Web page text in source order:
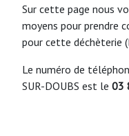
Sur cette page nous
moyens pour prendre
pour cette déchèterie
Le numéro de
SUR-DOUBS est le 03